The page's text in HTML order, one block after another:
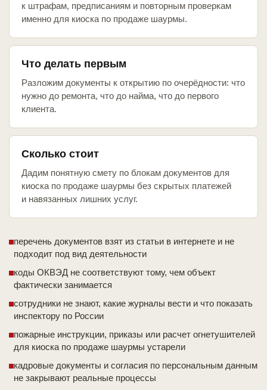
к штрафам, предписаниям и повторным проверкам
именно для киоска по продаже шаурмы.
Что делать первым
Разложим документы к открытию по очерёдности: что
нужно до ремонта, что до найма, что до первого
клиента.
Сколько стоит
Дадим понятную смету по блокам документов для
киоска по продаже шаурмы без скрытых платежей
и навязанных лишних услуг.
перечень документов взят из статьи в интернете и не
подходит под вид деятельности
коды ОКВЭД не соответствуют тому, чем объект
фактически занимается
сотрудники не знают, какие журналы вести и что показать
инспектору по России
пожарные инструкции, приказы или расчет огнетушителей
для киоска по продаже шаурмы устарели
кадровые документы и согласия по персональным данным
не закрывают реальные процессы